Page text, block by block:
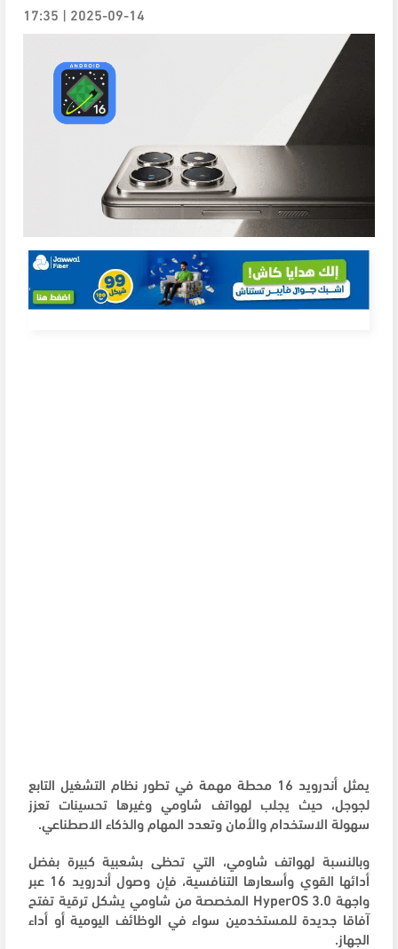
2025-09-14 | 17:35
يمثل أندرويد 16 محطة مهمة في تطور نظام التشغيل التابع
لجوجل، حيث يجلب لهواتف شاومي وغيرها تحسينات تعزز
سهولة الاستخدام والأمان وتعدد المهام والذكاء الاصطناعي.
وبالنسبة لهواتف شاومي، التي تحظى بشعبية كبيرة بفضل
أدائها القوي وأسعارها التنافسية، فإن وصول أندرويد 16 عبر
واجهة HyperOS 3.0 المخصصة من شاومي يشكل ترقية تفتح
آفاقا جديدة للمستخدمين سواء في الوظائف اليومية أو أداء
الجهاز.